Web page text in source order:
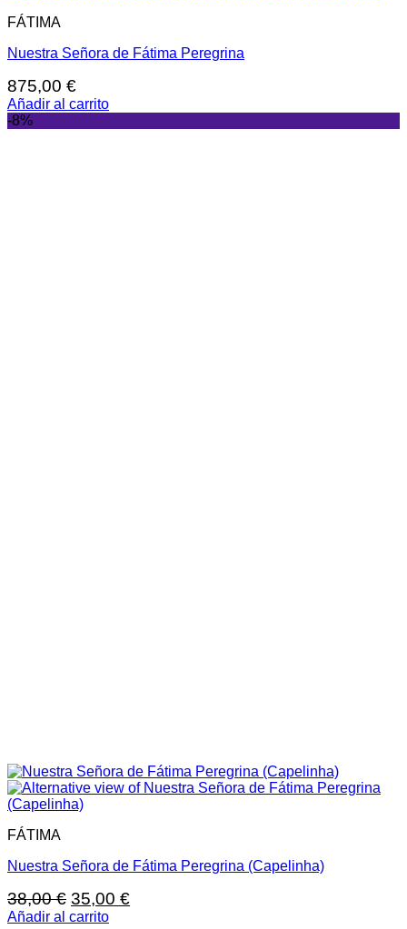
FÁTIMA
Nuestra Señora de Fátima Peregrina
875,00 €
Añadir al carrito
-8%
FÁTIMA
Nuestra Señora de Fátima Peregrina (Capelinha)
38,00€ El
precio
35,00 €El
Añadir al carrito